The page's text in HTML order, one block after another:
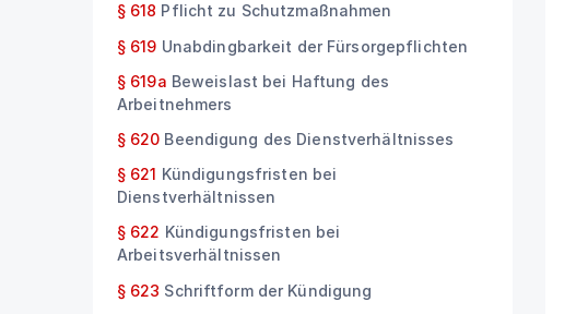
§ 618 Pflicht zu Schutzmaßnahmen
§ 619 Unabdingbarkeit der Fürsorgepflichten
§ 619a Beweislast bei Haftung des
Arbeitnehmers
§ 620 Beendigung des Dienstverhältnisses
§ 621 Kündigungsfristen bei
Dienstverhältnissen
§ 622 Kündigungsfristen bei
Arbeitsverhältnissen
§ 623 Schriftform der Kündigung